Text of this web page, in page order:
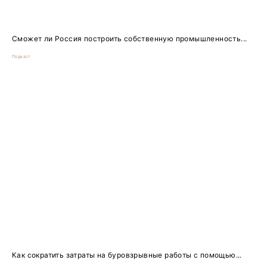
Сможет ли Россия построить собственную промышленность...
Подкаст
Как сократить затраты на буровзрывные работы с помощью...